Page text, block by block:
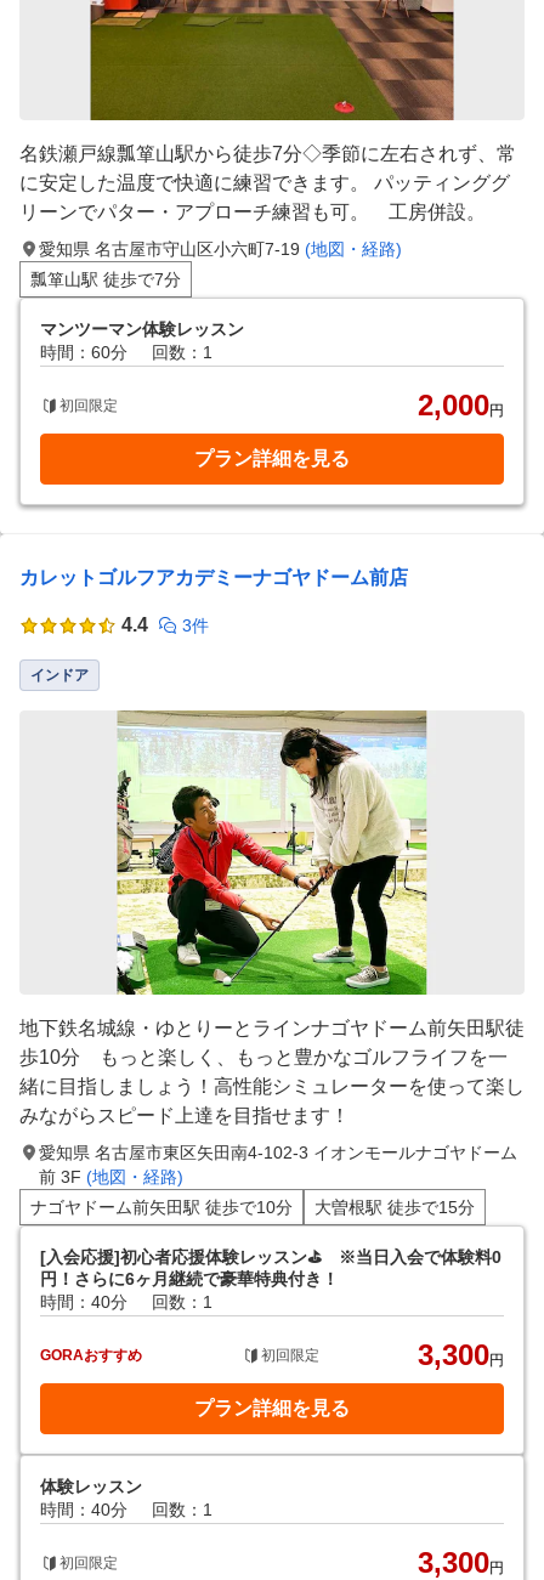
名鉄瀬戸線瓢箪山駅から徒歩7分◇季節に左右されず、常
に安定した温度で快適に練習できます。 パッティンググ
リーンでパター・アプローチ練習も可。 工房併設。
愛知県 名古屋市守山区小六町7-19 (地図・経路)
瓢箪山駅 徒歩で7分
マンツーマン体験レッスン
時間：60分
回数：1
初回限定 2,000円
プラン詳細を見る
カレットゴルフアカデミーナゴヤドーム前店
4.4 3件
インドア
地下鉄名城線・ゆとりーとラインナゴヤドーム前矢田駅徒
歩10分 もっと楽しく、もっと豊かなゴルフライフを一
緒に目指しましょう！高性能シミュレーターを使って楽し
みながらスピード上達を目指せます！
愛知県 名古屋市東区矢田南4-102-3 イオンモールナゴヤドーム
前 3F (地図・経路)
ナゴヤドーム前矢田駅 徒歩で10分
大曽根駅 徒歩で15分
[入会応援]初心者応援体験レッスン⛳️ ※当日入会で体験料0
円！さらに6ヶ月継続で豪華特典付き！
時間：40分
回数：1
GORAおすすめ 初回限定 3,300円
プラン詳細を見る
体験レッスン
時間：40分
回数：1
初回限定 3,300円